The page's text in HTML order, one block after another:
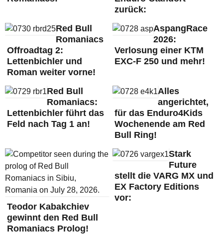
zurück:
Red Bull
Romaniacs
Offroadtag 2:
Lettenbichler und
Roman weiter vorne!
AspangRace
2026:
Verlosung einer KTM
EXC-F 250 und mehr!
Red Bull
Romaniacs:
Lettenbichler führt das
Feld nach Tag 1 an!
Alles
angerichtet,
für das Enduro4Kids
Wochenende am Red
Bull Ring!
Teodor Kabakchiev
gewinnt den Red Bull
Romaniacs Prolog!
Stark
Future
stellt die VARG MX und
EX Factory Editions
vor: